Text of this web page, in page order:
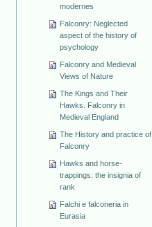
modernes
Falconry: Neglected
aspect of the history of
psychology
Falconry and Medieval
Views of Nature
The Kings and Their
Hawks. Falconry in
Medieval England
The History and practice of
Falconry
Hawks and horse-
trappings: the insignia of
rank
Falchi e falconeria in
Eurasia